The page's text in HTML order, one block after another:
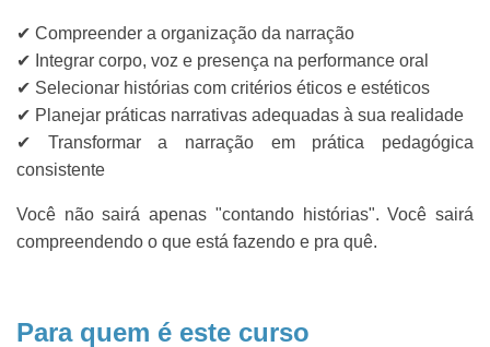
✔ Compreender a organização da narração
✔ Integrar corpo, voz e presença na performance oral
✔ Selecionar histórias com critérios éticos e estéticos
✔ Planejar práticas narrativas adequadas à sua realidade
✔ Transformar a narração em prática pedagógica
consistente
Você não sairá apenas "contando histórias". Você sairá
compreendendo o que está fazendo e pra quê.
Para quem é este curso